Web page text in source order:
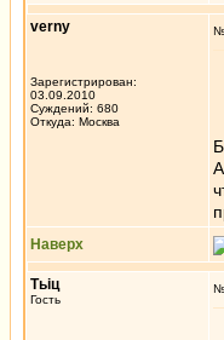
verny
Зарегистрирован:
03.09.2010
Суждений: 680
Откуда: Москва
Наверх
Тьiц
Гость